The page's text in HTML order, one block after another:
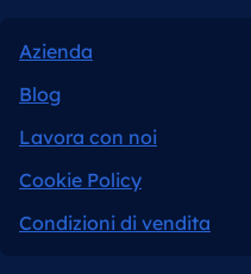
Azienda
Blog
Lavora con noi
Cookie Policy
Condizioni di vendita